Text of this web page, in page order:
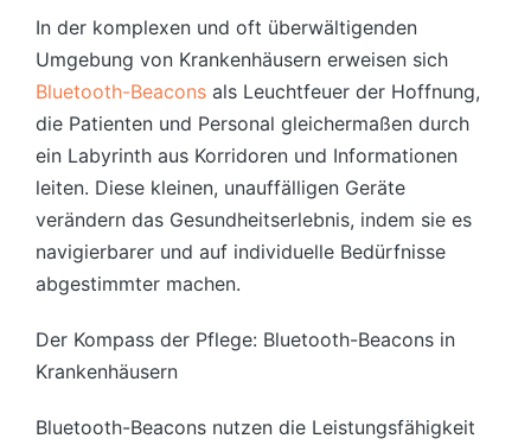
In der komplexen und oft überwältigenden
Umgebung von Krankenhäusern erweisen sich
Bluetooth-Beacons als Leuchtfeuer der Hoffnung,
die Patienten und Personal gleichermaßen durch
ein Labyrinth aus Korridoren und Informationen
leiten. Diese kleinen, unauffälligen Geräte
verändern das Gesundheitserlebnis, indem sie es
navigierbarer und auf individuelle Bedürfnisse
abgestimmter machen.
Der Kompass der Pflege: Bluetooth-Beacons in
Krankenhäusern
Bluetooth-Beacons nutzen die Leistungsfähigkeit